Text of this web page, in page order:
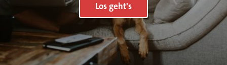
Los geht's